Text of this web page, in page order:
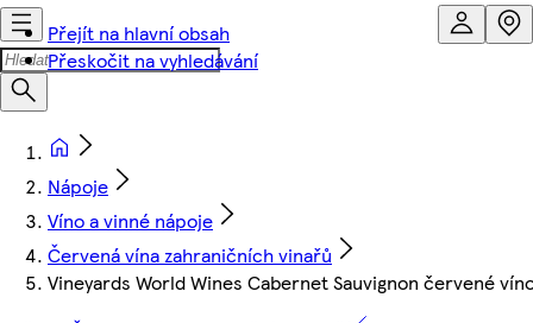
Přejít na hlavní obsah
Přeskočit na vyhledávání
Nápoje
Víno a vinné nápoje
Červená vína zahraničních vinařů
Vineyards World Wines Cabernet Sauvignon červené